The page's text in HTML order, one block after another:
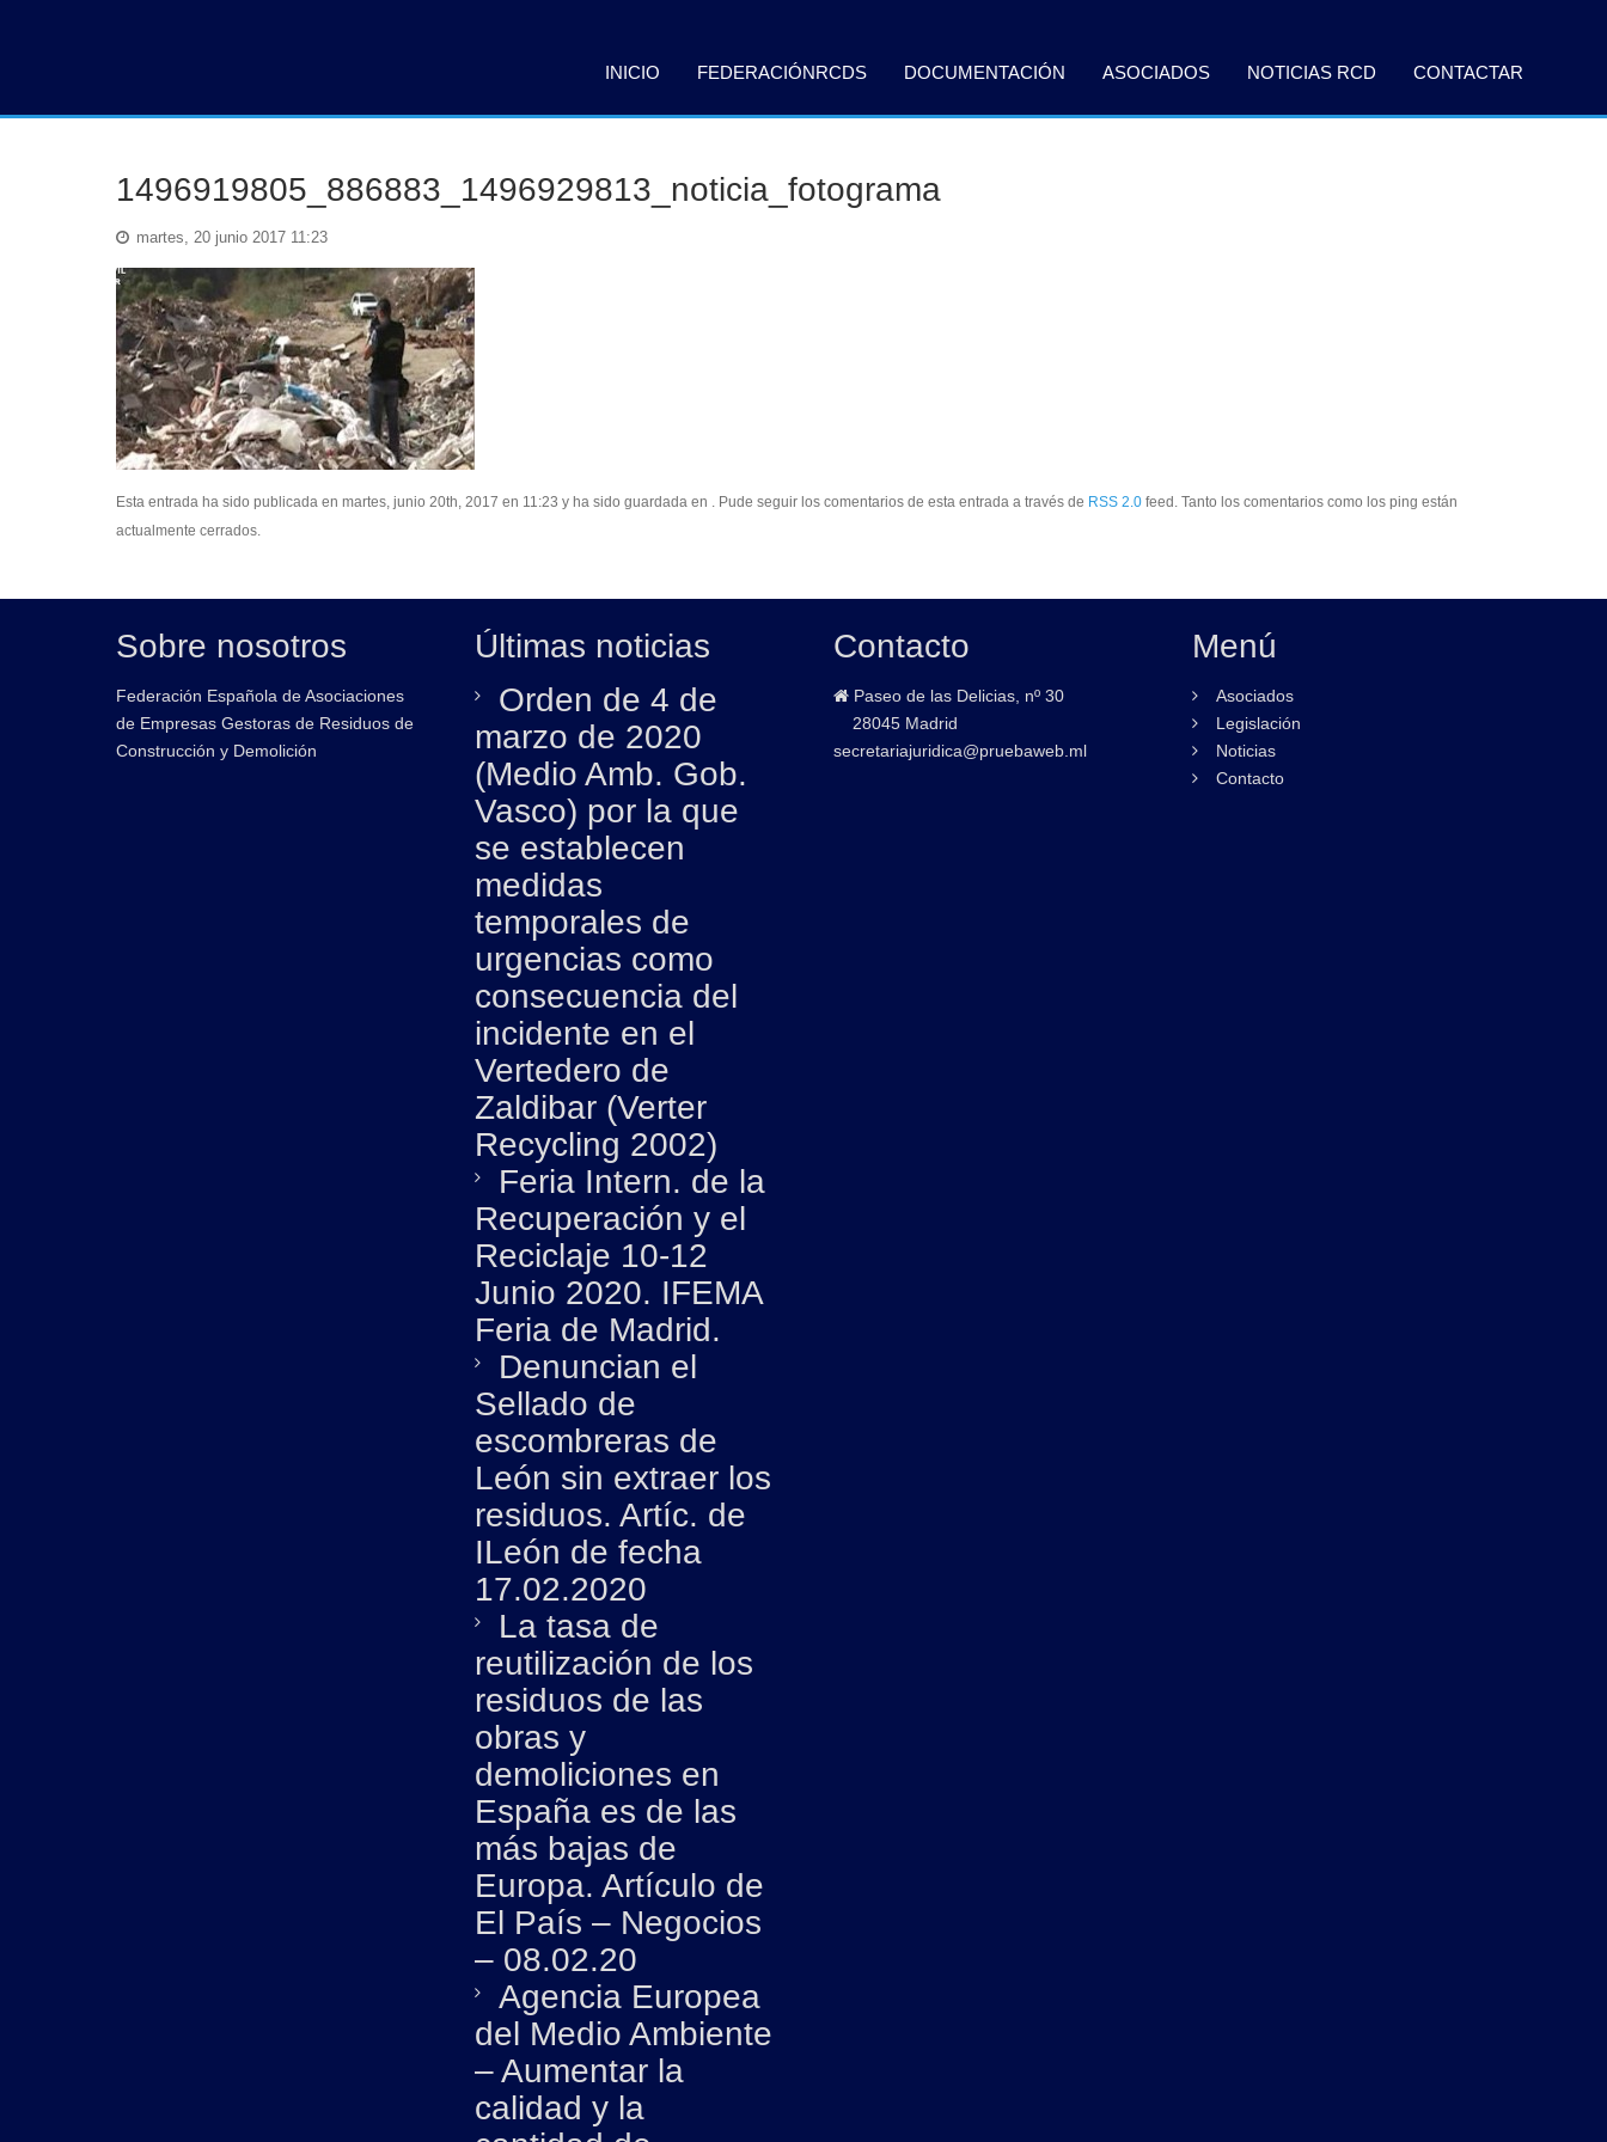
INICIO FEDERACIÓNRCDS DOCUMENTACIÓN ASOCIADOS NOTICIAS RCD CONTACTAR
1496919805_886883_1496929813_noticia_fotograma
martes, 20 junio 2017 11:23
Esta entrada ha sido publicada en martes, junio 20th, 2017 en 11:23 y ha sido guardada en . Pude seguir los comentarios de esta entrada a través de RSS 2.0 feed. Tanto los comentarios como los ping están
actualmente cerrados.
Sobre nosotros
Federación Española de Asociaciones
de Empresas Gestoras de Residuos de
Construcción y Demolición
Últimas noticias
Orden de 4 de
marzo de 2020
(Medio Amb. Gob.
Vasco) por la que
se establecen
medidas
temporales de
urgencias como
consecuencia del
incidente en el
Vertedero de
Zaldibar (Verter
Recycling 2002)
Feria Intern. de la
Recuperación y el
Reciclaje 10-12
Junio 2020. IFEMA
Feria de Madrid.
Denuncian el
Sellado de
escombreras de
León sin extraer los
residuos. Artíc. de
ILeón de fecha
17.02.2020
La tasa de
reutilización de los
residuos de las
obras y
demoliciones en
España es de las
más bajas de
Europa. Artículo de
El País – Negocios
– 08.02.20
Agencia Europea
del Medio Ambiente
– Aumentar la
calidad y la
Contacto
Paseo de las Delicias, nº 30
28045 Madrid
secretariajuridica@pruebaweb.ml
Menú
Asociados
Legislación
Noticias
Contacto